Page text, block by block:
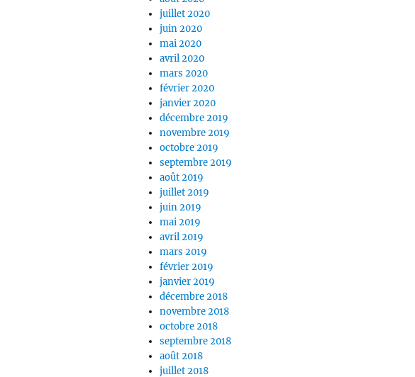
juillet 2020
juin 2020
mai 2020
avril 2020
mars 2020
février 2020
janvier 2020
décembre 2019
novembre 2019
octobre 2019
septembre 2019
août 2019
juillet 2019
juin 2019
mai 2019
avril 2019
mars 2019
février 2019
janvier 2019
décembre 2018
novembre 2018
octobre 2018
septembre 2018
août 2018
juillet 2018